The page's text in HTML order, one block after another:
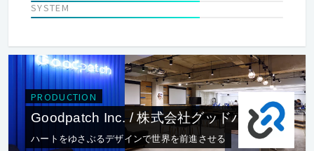
SYSTEM
PRODUCTION
Goodpatch Inc. / 株式会社グッドパッチ
ハートをゆさぶるデザインで世界を前進させる